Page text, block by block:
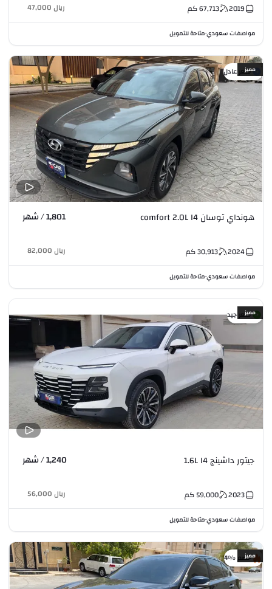
2019
67,713كم ريال 47,000
مواصفات سعودي•متاحة للتمويل
سعر عادلمميز
هونداي توسان comfort 2.0L I4 1,801 / شهر
2024
30,913كم ريال 82,000
مواصفات سعودي•متاحة للتمويل
سعر جيدمميز
جيتور داشينج 1.6L I4 1,240 / شهر
2023
59,000كم ريال 56,000
مواصفات سعودي•متاحة للتمويل
خصم %4مميز